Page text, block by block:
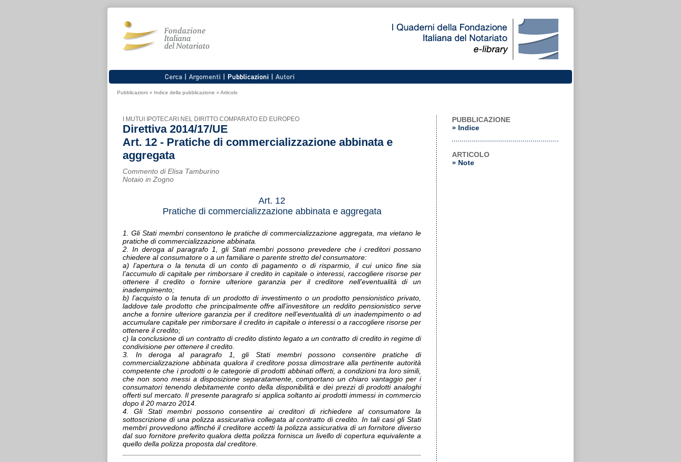
Pubblicazioni » Indice della pubblicazione » Articolo
I MUTUI IPOTECARI NEL DIRITTO COMPARATO ED EUROPEO
Direttiva 2014/17/UE
Art. 12 - Pratiche di commercializzazione abbinata e
aggregata
Commento di Elisa Tamburino
Notaio in Zogno
Art. 12
Pratiche di commercializzazione abbinata e aggregata
1. Gli Stati membri consentono le pratiche di commercializzazione aggregata, ma vietano le
pratiche di commercializzazione abbinata.
2. In deroga al paragrafo 1, gli Stati membri possono prevedere che i creditori possano
chiedere al consumatore o a un familiare o parente stretto del consumatore:
a) l’apertura o la tenuta di un conto di pagamento o di risparmio, il cui unico fine sia
l’accumulo di capitale per rimborsare il credito in capitale o interessi, raccogliere risorse per
ottenere il credito o fornire ulteriore garanzia per il creditore nell’eventualità di un
inadempimento;
b) l’acquisto o la tenuta di un prodotto di investimento o un prodotto pensionistico privato,
laddove tale prodotto che principalmente offre all’investitore un reddito pensionistico serve
anche a fornire ulteriore garanzia per il creditore nell’eventualità di un inadempimento o ad
accumulare capitale per rimborsare il credito in capitale o interessi o a raccogliere risorse per
ottenere il credito;
c) la conclusione di un contratto di credito distinto legato a un contratto di credito in regime di
condivisione per ottenere il credito.
3. In deroga al paragrafo 1, gli Stati membri possono consentire pratiche di
commercializzazione abbinata qualora il creditore possa dimostrare alla pertinente autorità
competente che i prodotti o le categorie di prodotti abbinati offerti, a condizioni tra loro simili,
che non sono messi a disposizione separatamente, comportano un chiaro vantaggio per i
consumatori tenendo debitamente conto della disponibilità e dei prezzi di prodotti analoghi
offerti sul mercato. Il presente paragrafo si applica soltanto ai prodotti immessi in commercio
dopo il 20 marzo 2014.
4. Gli Stati membri possono consentire ai creditori di richiedere al consumatore la
sottoscrizione di una polizza assicurativa collegata al contratto di credito. In tali casi gli Stati
membri provvedono affinché il creditore accetti la polizza assicurativa di un fornitore diverso
dal suo fornitore preferito qualora detta polizza fornisca un livello di copertura equivalente a
quello della polizza proposta dal creditore.
PUBBLICAZIONE
» Indice
ARTICOLO
» Note